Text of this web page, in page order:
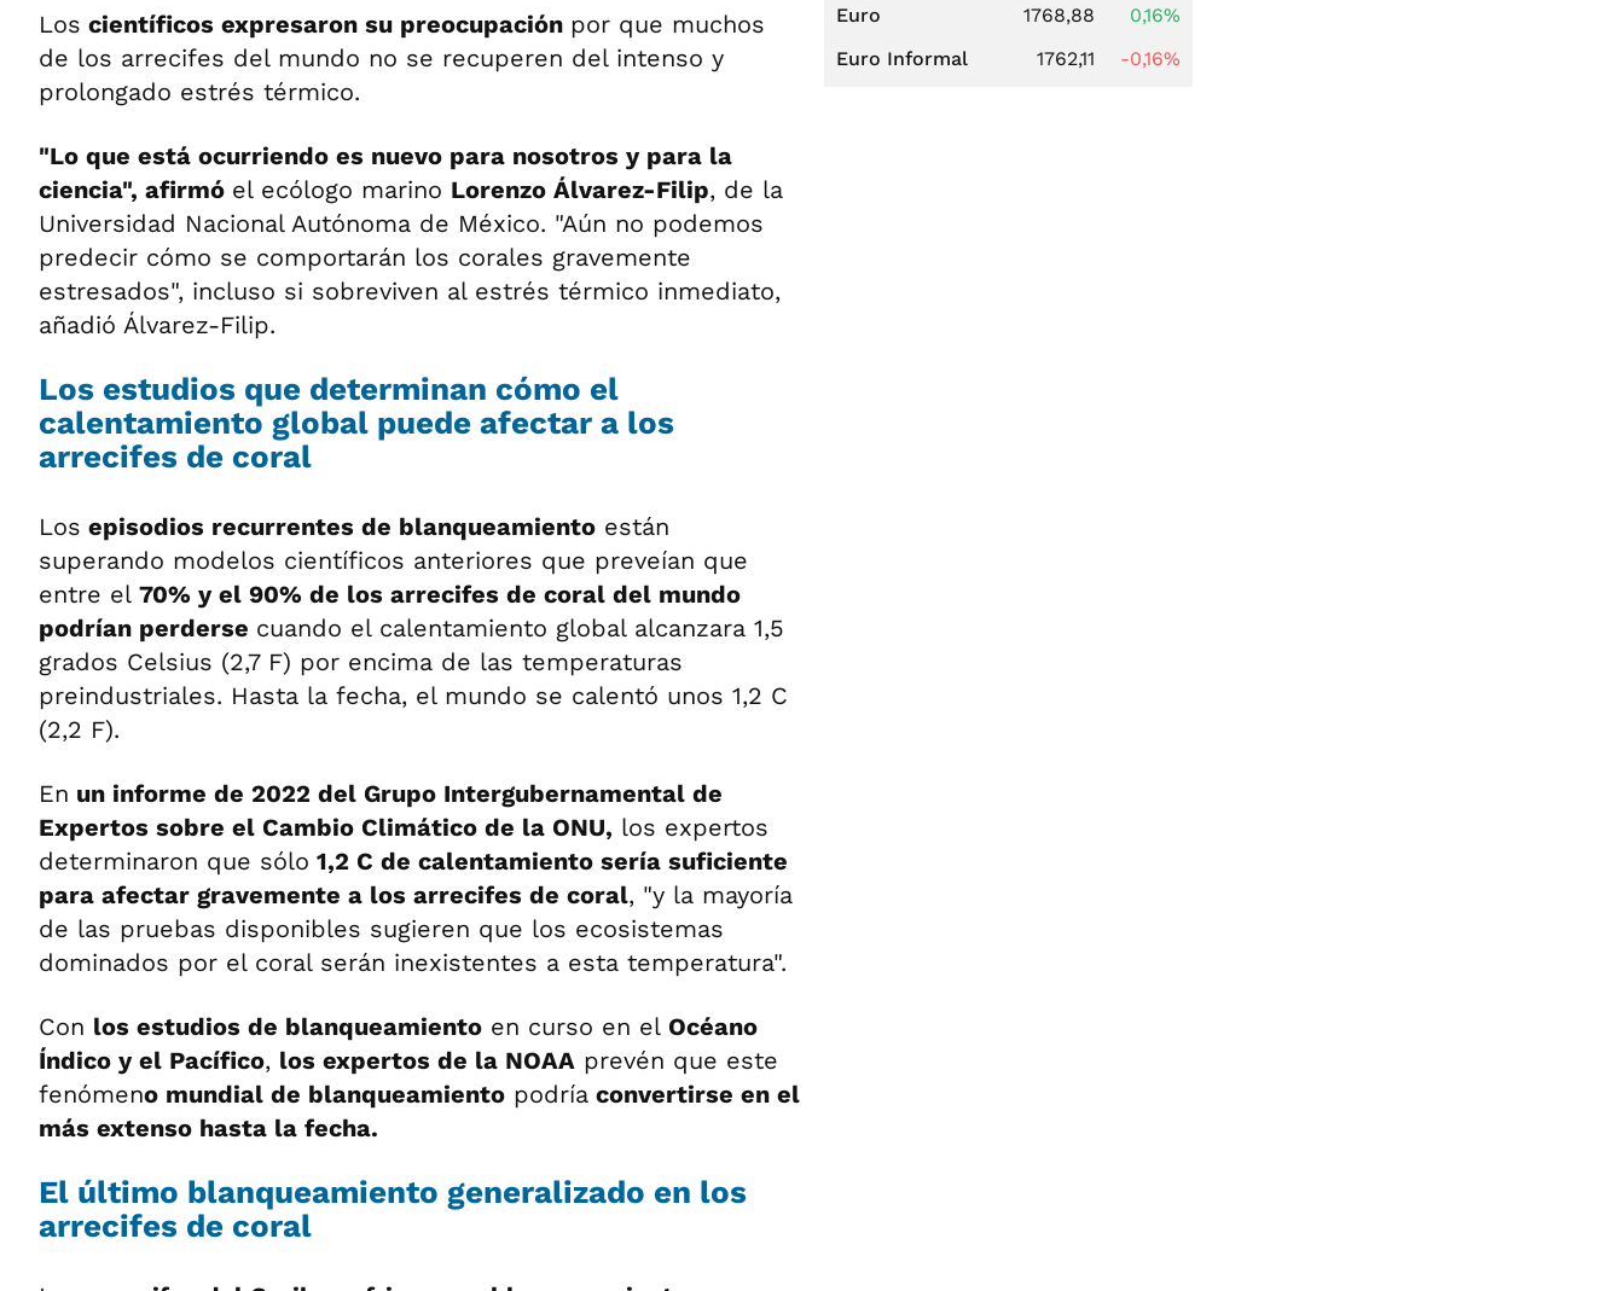
Los científicos expresaron su preocupación por que muchos
de los arrecifes del mundo no se recuperen del intenso y
prolongado estrés térmico.
"Lo que está ocurriendo es nuevo para nosotros y para la
ciencia", afirmó el ecólogo marino Lorenzo Álvarez-Filip, de la
Universidad Nacional Autónoma de México. "Aún no podemos
predecir cómo se comportarán los corales gravemente
estresados", incluso si sobreviven al estrés térmico inmediato,
añadió Álvarez-Filip.
Los estudios que determinan cómo el
calentamiento global puede afectar a los
arrecifes de coral
Los episodios recurrentes de blanqueamiento están
superando modelos científicos anteriores que preveían que
entre el 70% y el 90% de los arrecifes de coral del mundo
podrían perderse cuando el calentamiento global alcanzara 1,5
grados Celsius (2,7 F) por encima de las temperaturas
preindustriales. Hasta la fecha, el mundo se calentó unos 1,2 C
(2,2 F).
En un informe de 2022 del Grupo Intergubernamental de
Expertos sobre el Cambio Climático de la ONU, los expertos
determinaron que sólo 1,2 C de calentamiento sería suficiente
para afectar gravemente a los arrecifes de coral, "y la mayoría
de las pruebas disponibles sugieren que los ecosistemas
dominados por el coral serán inexistentes a esta temperatura".
Con los estudios de blanqueamiento en curso en el Océano
Índico y el Pacífico, los expertos de la NOAA prevén que este
fenómeno mundial de blanqueamiento podría convertirse en el
más extenso hasta la fecha.
El último blanqueamiento generalizado en los
arrecifes de coral
Euro
1768,88
0,16%
Euro Informal
1762,11 -0,16%